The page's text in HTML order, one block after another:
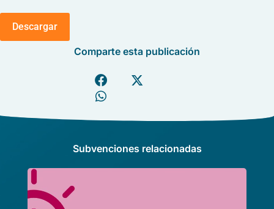
Descargar
Comparte esta publicación
Subvenciones relacionadas